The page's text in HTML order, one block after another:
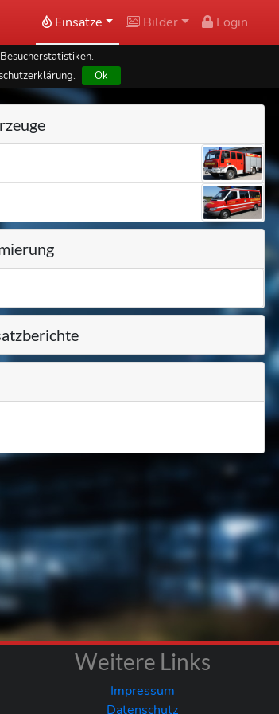
Einsätze Bilder Login
Ok
Weitere Links
Impressum
Datenschutz